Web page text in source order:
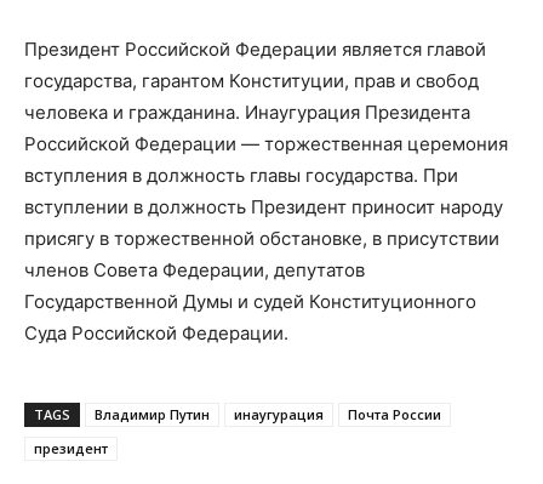
Президент Российской Федерации является главой
государства, гарантом Конституции, прав и свобод
человека и гражданина. Инаугурация Президента
Российской Федерации — торжественная церемония
вступления в должность главы государства. При
вступлении в должность Президент приносит народу
присягу в торжественной обстановке, в присутствии
членов Совета Федерации, депутатов
Государственной Думы и судей Конституционного
Суда Российской Федерации.
TAGS Владимир Путин инаугурация
Почта России
президент